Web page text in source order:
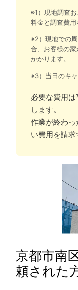
※1）現地調査
料金と調査費用
※2）現地での
合、お客様の
かかります。
※3）当日のキ
必要な費用
します。
作業が終わ
い費用を請求
京都市南
頼された